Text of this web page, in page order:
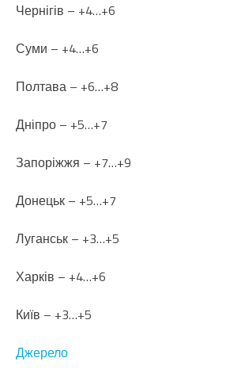
Чернігів – +4…+6
Суми – +4…+6
Полтава – +6…+8
Дніпро – +5…+7
Запоріжжя – +7…+9
Донецьк – +5…+7
Луганськ – +3…+5
Харків – +4…+6
Київ – +3…+5
Джерело